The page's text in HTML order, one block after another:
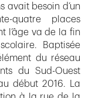
avait besoin d’un
quatre places
l’âge va de la fin
Baptisée
du réseau
du Sud-Ouest
début 2016. La